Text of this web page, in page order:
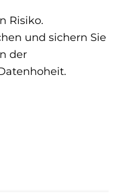
Risiko.
und sichern Sie
der